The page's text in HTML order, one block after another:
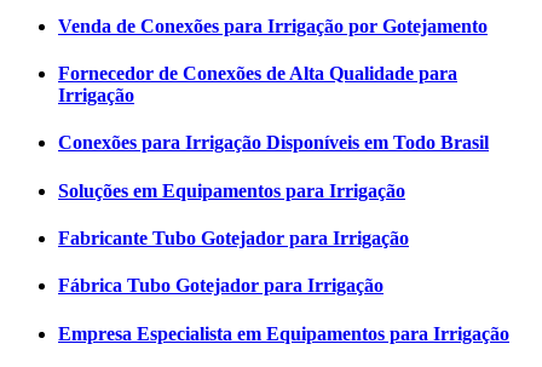
Venda de Conexões para Irrigação por Gotejamento
Fornecedor de Conexões de Alta Qualidade para
Irrigação
Conexões para Irrigação Disponíveis em Todo Brasil
Soluções em Equipamentos para Irrigação
Fabricante Tubo Gotejador para Irrigação
Fábrica Tubo Gotejador para Irrigação
Empresa Especialista em Equipamentos para Irrigação